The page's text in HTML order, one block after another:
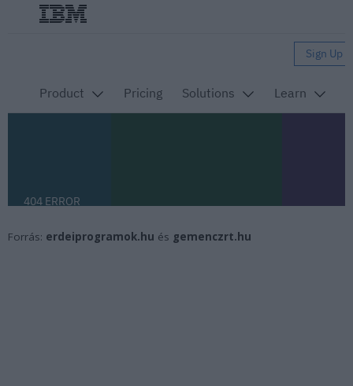
Forrás: erdeiprogramok.hu és gemenczrt.hu